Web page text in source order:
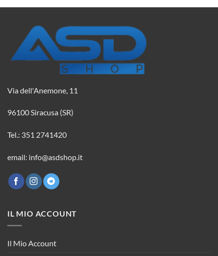
Via dell'Anemone, 11
96100 Siracusa (SR)
Tel.: 351 2741420
email: info@asdshop.it
IL MIO ACCOUNT
Il Mio Account